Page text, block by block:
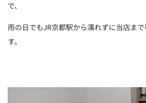
で、
雨の日でもJR京都駅から濡れずに当店ま
す。